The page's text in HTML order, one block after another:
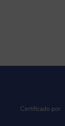
Certificado por